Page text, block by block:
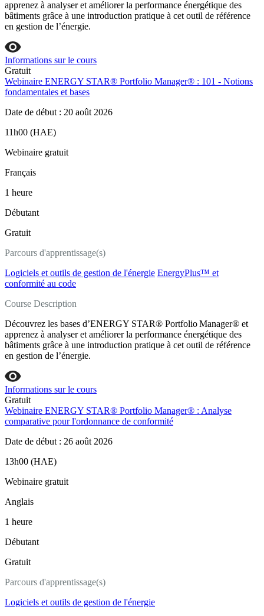
apprenez à analyser et améliorer la performance énergétique des
bâtiments grâce à une introduction pratique à cet outil de référence
en gestion de l’énergie.
Informations sur le cours
Gratuit
Webinaire ENERGY STAR® Portfolio Manager® : 101 - Notions
fondamentales et bases
Date de début : 20 août 2026
11h00 (HAE)
Webinaire gratuit
Français
1 heure
Débutant
Gratuit
Parcours d'apprentissage(s)
Logiciels et outils de gestion de l'énergie EnergyPlus™ et
conformité au code
Course Description
Découvrez les bases d’ENERGY STAR® Portfolio Manager® et
apprenez à analyser et améliorer la performance énergétique des
bâtiments grâce à une introduction pratique à cet outil de référence
en gestion de l’énergie.
Informations sur le cours
Gratuit
Webinaire ENERGY STAR® Portfolio Manager® : Analyse
comparative pour l'ordonnance de conformité
Date de début : 26 août 2026
13h00 (HAE)
Webinaire gratuit
Anglais
1 heure
Débutant
Gratuit
Parcours d'apprentissage(s)
Logiciels et outils de gestion de l'énergie